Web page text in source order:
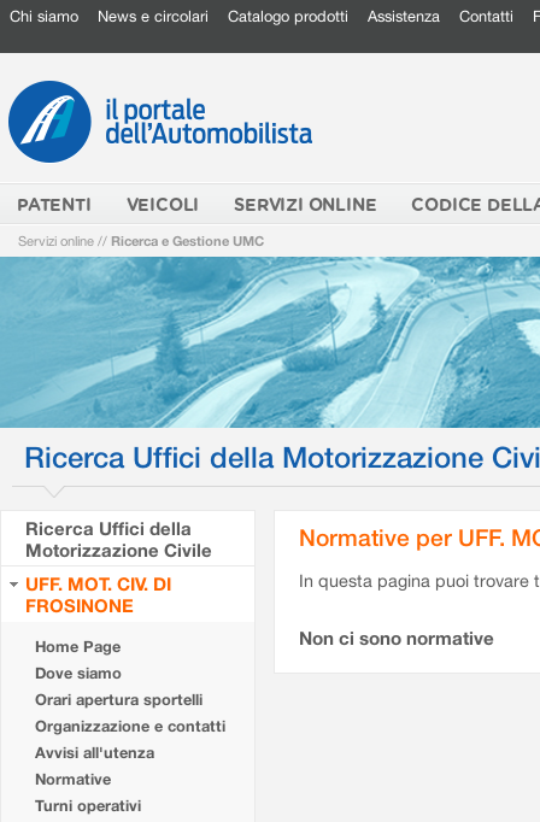
Chi siamo News e circolari Catalogo prodotti Assistenza Contatti
PATENTI VEICOLI SERVIZI ONLINE CODICE
Servizi online // Ricerca e Gestione UMC
Ricerca Uffici della Motorizzazione
Ricerca Uffici della
Motorizzazione Civile
UFF. MOT. CIV. DI
FROSINONE
Home Page
Dove siamo
Orari apertura sportelli
Organizzazione e contatti
Avvisi all'utenza
Normative
Turni operativi
Normative per UFF.
In questa pagina puoi
Non ci sono normative